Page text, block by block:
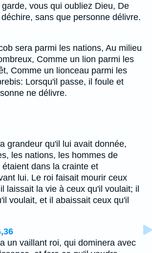
vous qui oubliez Dieu, De
sans que personne délivre.
sera parmi les nations, Au milieu
Comme un lion parmi les
Comme un lionceau parmi les
Lorsqu'il passe, il foule et
ne délivre.
grandeur qu'il lui avait donnée,
les nations, les hommes de
dans la crainte et
lui. Le roi faisait mourir ceux
laissait la vie à ceux qu'il voulait; il
voulait, et il abaissait ceux qu'il
un vaillant roi, qui dominera avec